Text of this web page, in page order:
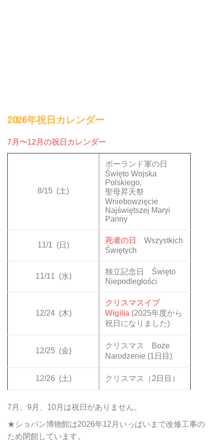
2026年祝日カレンダー
7月〜12月の祝日カレンダー
8/15 (土)
ポーランド軍の日
Święto Wojska
Polskiego,
聖母昇天祭
Wniebowzięcie
Najświętszej Maryi
Panny
11/1 (日)
死者の日
Wszystkich
Świętych
11/11 (水)
独立記念日 Święto
Niepodległości
12/24 (木)
クリスマスイブ
Wigilia (2025年度から
祝日になりました)
12/25 (金)
クリスマス Boże
Narodzenie (1日目)
12/26 (土) クリスマス（2日目）
7月、9月、10月は祝日がありません。
★ショパン博物館は2026年12月いっぱいまで改修工事の
ため閉館しています。